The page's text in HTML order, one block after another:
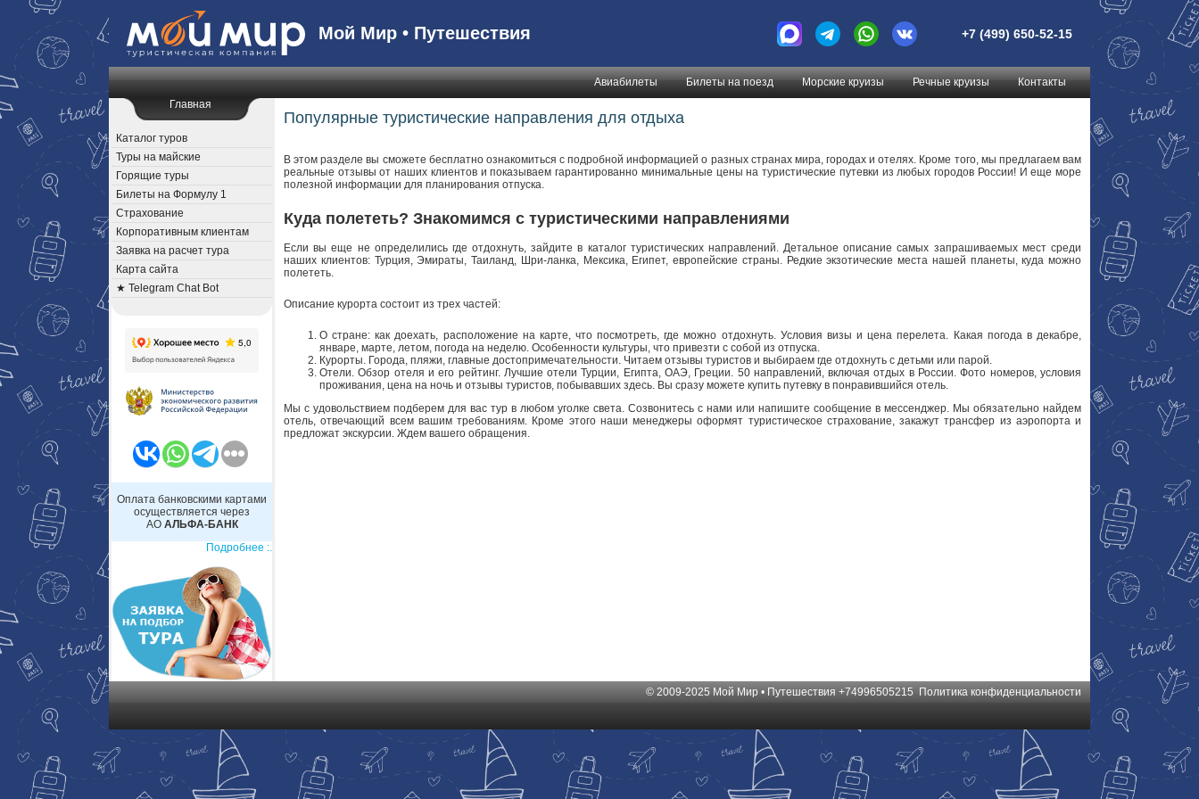
Мой Мир • Путешествия +7 (499) 650-52-15
Контакты
Речные круизы
Морские круизы
Билеты на поезд
Авиабилеты
Главная
Каталог туров
Туры на майские
Горящие туры
Билеты на Формулу 1
Страхование
Корпоративным клиентам
Заявка на расчет тура
Карта сайта
★ Telegram Chat Bot
Оплата банковскими картами
осуществляется через
АО АЛЬФА-БАНК
Подробнее :.
Популярные туристические направления для отдыха
В этом разделе вы сможете бесплатно ознакомиться с подробной информацией о разных странах мира, городах и отелях. Кроме того, мы предлагаем вам
реальные отзывы от наших клиентов и показываем гарантированно минимальные цены на туристические путевки из любых городов России! И еще море
полезной информации для планирования отпуска.
Куда полететь? Знакомимся с туристическими направлениями
Если вы еще не определились где отдохнуть, зайдите в каталог туристических направлений. Детальное описание самых запрашиваемых мест среди
наших клиентов: Турция, Эмираты, Таиланд, Шри-ланка, Мексика, Египет, европейские страны. Редкие экзотические места нашей планеты, куда можно
полететь.
Описание курорта состоит из трех частей:
О стране: как доехать, расположение на карте, что посмотреть, где можно отдохнуть. Условия визы и цена перелета. Какая погода в декабре,
январе, марте, летом, погода на неделю. Особенности культуры, что привезти с собой из отпуска.
Курорты. Города, пляжи, главные достопримечательности. Читаем отзывы туристов и выбираем где отдохнуть с детьми или парой.
Отели. Обзор отеля и его рейтинг. Лучшие отели Турции, Египта, ОАЭ, Греции. 50 направлений, включая отдых в России. Фото номеров, условия
проживания, цена на ночь и отзывы туристов, побывавших здесь. Вы сразу можете купить путевку в понравившийся отель.
Мы с удовольствием подберем для вас тур в любом уголке света. Созвонитесь с нами или напишите сообщение в мессенджер. Мы обязательно найдем
отель, отвечающий всем вашим требованиям. Кроме этого наши менеджеры оформят туристическое страхование, закажут трансфер из аэропорта и
предложат экскурсии. Ждем вашего обращения.
© 2009-2025 Мой Мир • Путешествия +74996505215 Политика конфиденциальности